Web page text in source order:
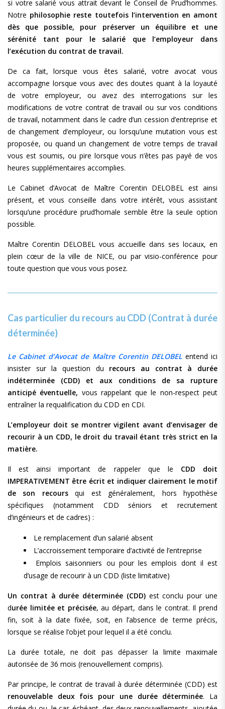
si votre salarié vous attrait devant le Conseil de Prud’hommes.
Notre philosophie reste toutefois l’intervention en amont
dès que possible, pour préserver un équilibre et une
sérénité tant pour le salarié que l’employeur dans
l’exécution du contrat de travail.
De ca fait, lorsque vous êtes salarié, votre avocat vous
accompagne lorsque vous avec des doutes quant à la loyauté
de votre employeur, ou avez des interrogations sur les
modifications de votre contrat de travail ou sur vos conditions
de travail, notamment dans le cadre d’un cession d’entreprise et
de changement d’employeur, ou lorsqu’une mutation vous est
proposée, ou quand un changement de votre temps de travail
vous est soumis, ou pire lorsque vous n’êtes pas payé de vos
heures supplémentaires accomplies.
Le Cabinet d’Avocat de Maître Corentin DELOBEL est ainsi
présent, et vous conseille dans votre intérêt, vous assistant
lorsqu’une procédure prud’homale semble être la seule option
possible.
Maître Corentin DELOBEL vous accueille dans ses locaux, en
plein cœur de la ville de NICE, ou par visio-conférence pour
toute question que vous vous posez.
Cas particulier du recours au CDD (Contrat à durée
déterminée)
Le Cabinet d’Avocat de Maître Corentin DELOBELentend ici
insister sur la question du recours au contrat à durée
indéterminée (CDD) et aux conditions de sa rupture
anticipé éventuelle, vous rappelant que le non-respect peut
entraîner la requalification du CDD en CDI.
L’employeur doit se montrer vigilent avant d’envisager de
recourir à un CDD, le droit du travail étant très strict en la
matière.
Il est ainsi important de rappeler que le CDD doit
IMPERATIVEMENT être écrit et indiquer clairement le motif
de son recoursqui est généralement, hors hypothèse
spécifiques (notamment CDD séniors et recrutement
d’ingénieurs et de cadres) :
Le remplacement d’un salarié absent
L’accroissement temporaire d’activité de l’entreprise
Emplois saisonniers ou pour les emplois dont il est
d’usage de recourir à un CDD (liste limitative)
Un contrat à durée déterminée (CDD)est conclu pour une
durée limitée et précisée, au départ, dans le contrat. Il prend
fin, soit à la date fixée, soit, en l’absence de terme précis,
lorsque se réalise l’objet pour lequel il a été conclu.
La durée totale, ne doit pas dépasser la limite maximale
autorisée de 36 mois (renouvellement compris).
Par principe, le contrat de travail à durée déterminée (CDD) est
renouvelable deux fois pour une durée déterminée. La